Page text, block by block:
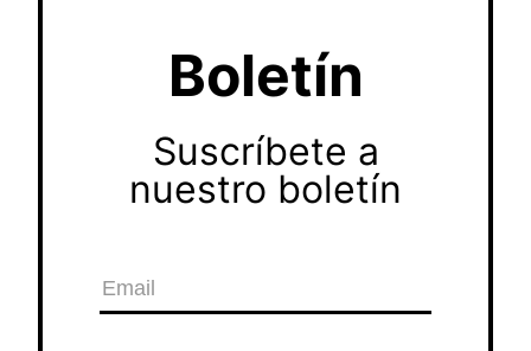
Boletín
Suscríbete a
nuestro boletín